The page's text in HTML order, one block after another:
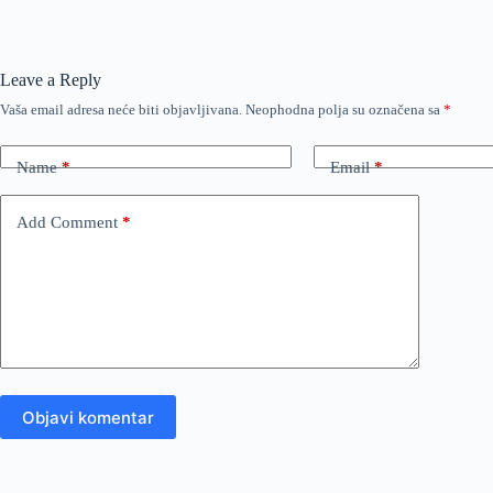
Leave a Reply
Vaša email adresa neće biti objavljivana. Neophodna polja su označena sa *
Name* Email*
Add Comment *
Objavi komentar